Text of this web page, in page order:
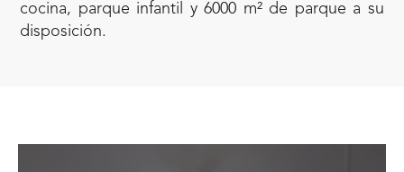
cocina, parque infantil y 6000 m² de parque a su
disposición.